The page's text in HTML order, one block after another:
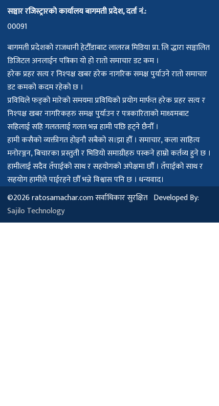
सञ्चार रजिस्ट्रारको कार्यालय बागमती प्रदेश, दर्ता नं.:
00091
बागमती प्रदेशको राजधानी हेटौँडाबाट लालरत्न मिडिया प्रा. लि द्धारा सञ्चालित
डिजिटल अनलाईन पत्रिका यो हो रातो समाचार डट कम ।
हरेक प्रहर सत्य र निश्पक्ष खबर हरेक नागरिक समक्ष पुर्याउने रातो समाचार
डट कमको कदम रहेको छ ।
प्रविधिले फड्को मारेको समयमा प्रविधिको प्रयोग मार्फत हरेक प्रहर सत्य र
निश्पक्ष खबर नागरिकहरु समक्ष पुर्याउन र पत्रकारिताको माध्यमबाट
सहिलाई सहि गलतलाई गलत भन्न हामी पछि हट्ने छैनौँ ।
हामी कसैको व्यक्तीगत होइनौ सबैको स।झा हौँ । समाचार, कला साहित्य
मनोरञ्जन, बिचारका प्रस्तुती र भिडियो समाग्रीहरु पस्कने हाम्रो कर्तव्य हुने छ ।
हामीलाई सदैव तँपाईको साथ र सहयोगको अपेक्षमा छौँ । तँपाईको साथ र
सहयोग हामीले पाईरहने छौँ भन्ने विश्वास पनि छ । धन्यवाद।
©2026 ratosamachar.com सर्वाधिकार सुरक्षित Developed By:
Sajilo Technology